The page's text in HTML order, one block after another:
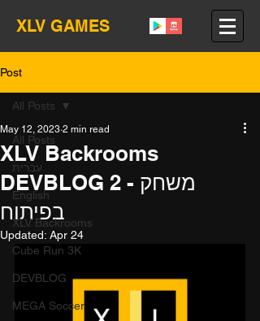
XLV GAMES
Post
All Posts
עברית
English
XLV Backrooms
Cube Run 3K
DEVBLOG
MEGA Soccer
All Posts
XLV Backrooms
DEVBLOG 2 - משחק
בפיתוח
May 12, 2023 2 min read
Updated: Apr 24